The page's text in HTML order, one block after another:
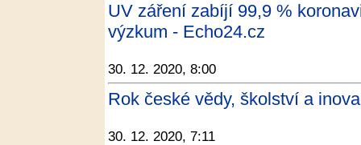
UV záření zabíjí 99,9 %
výzkum - Echo24.cz
30. 12. 2020, 8:00
Rok české vědy, školství a
30. 12. 2020, 7:11